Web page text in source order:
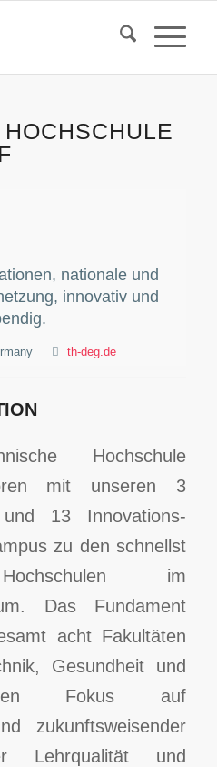
nationale und
innovativ und
th-deg.de
Hochschule
mit unseren 3
und 13 Innovations-
zu den schnellst
im
Das Fundament
acht Fakultäten
Gesundheit und
Fokus auf
zukunftsweisender
Lehrqualität und